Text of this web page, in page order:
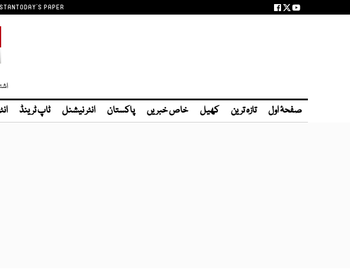
TODAY'S PAPER
صفحۂ اول تازہ ترین کھیل خاص خبریں پاکستان انٹر نیشنل ٹاپ ٹرینڈ